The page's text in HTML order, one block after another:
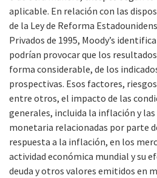
aplicable. En relación con las
de la Ley de Reforma
Privados de 1995, Moody’s
podrían provocar que los
forma considerable, de los
prospectivas. Esos factores,
entre otros, el impacto de las
generales, incluida la inflación y
monetaria relacionadas por parte
respuesta a la inflación, en los
actividad económica mundial y su
deuda y otros valores emitidos en